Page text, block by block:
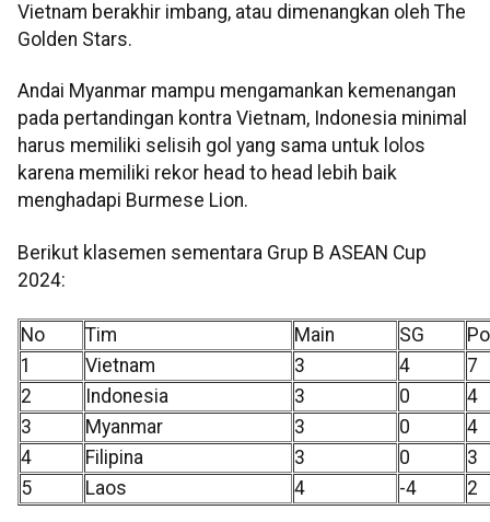
Vietnam berakhir imbang, atau dimenangkan oleh The
Golden Stars.
Andai Myanmar mampu mengamankan kemenangan
pada pertandingan kontra Vietnam, Indonesia minimal
harus memiliki selisih gol yang sama untuk lolos
karena memiliki rekor head to head lebih baik
menghadapi Burmese Lion.
Berikut klasemen sementara Grup B ASEAN Cup
2024:
No Tim Main SG
1
Vietnam 3 4
7
2
Indonesia 3 0
4
3
Myanmar 3 0
4
4
Filipina 3 0
3
5
Laos 4 -4 2